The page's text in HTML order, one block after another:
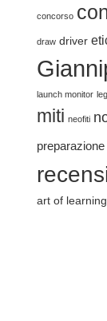
concorso
draw driver
launch monitor
miti neofiti
art of learning